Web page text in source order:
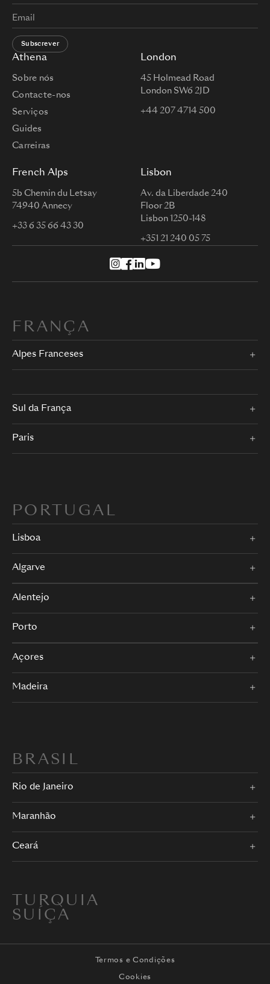
Athena
Sobre nós
Contacte-nos
Serviços
Guides
Carreiras
London
45 Holmead Road
London SW6 2JD
+44 207 4714 500
French Alps
5b Chemin du Letsay
74940 Annecy
+33 6 35 66 43 30
Lisbon
Av. da Liberdade 240
Floor 2B
Lisbon 1250-148
+351 21 240 05 75
Subscrever
FRANÇA
Alpes Franceses
Sul da França
Paris
PORTUGAL
Lisboa
Algarve
Alentejo
Porto
Açores
Madeira
BRASIL
Rio de Janeiro
Maranhão
Ceará
TURQUIA
SUÍÇA
Termos e Condições
Cookies